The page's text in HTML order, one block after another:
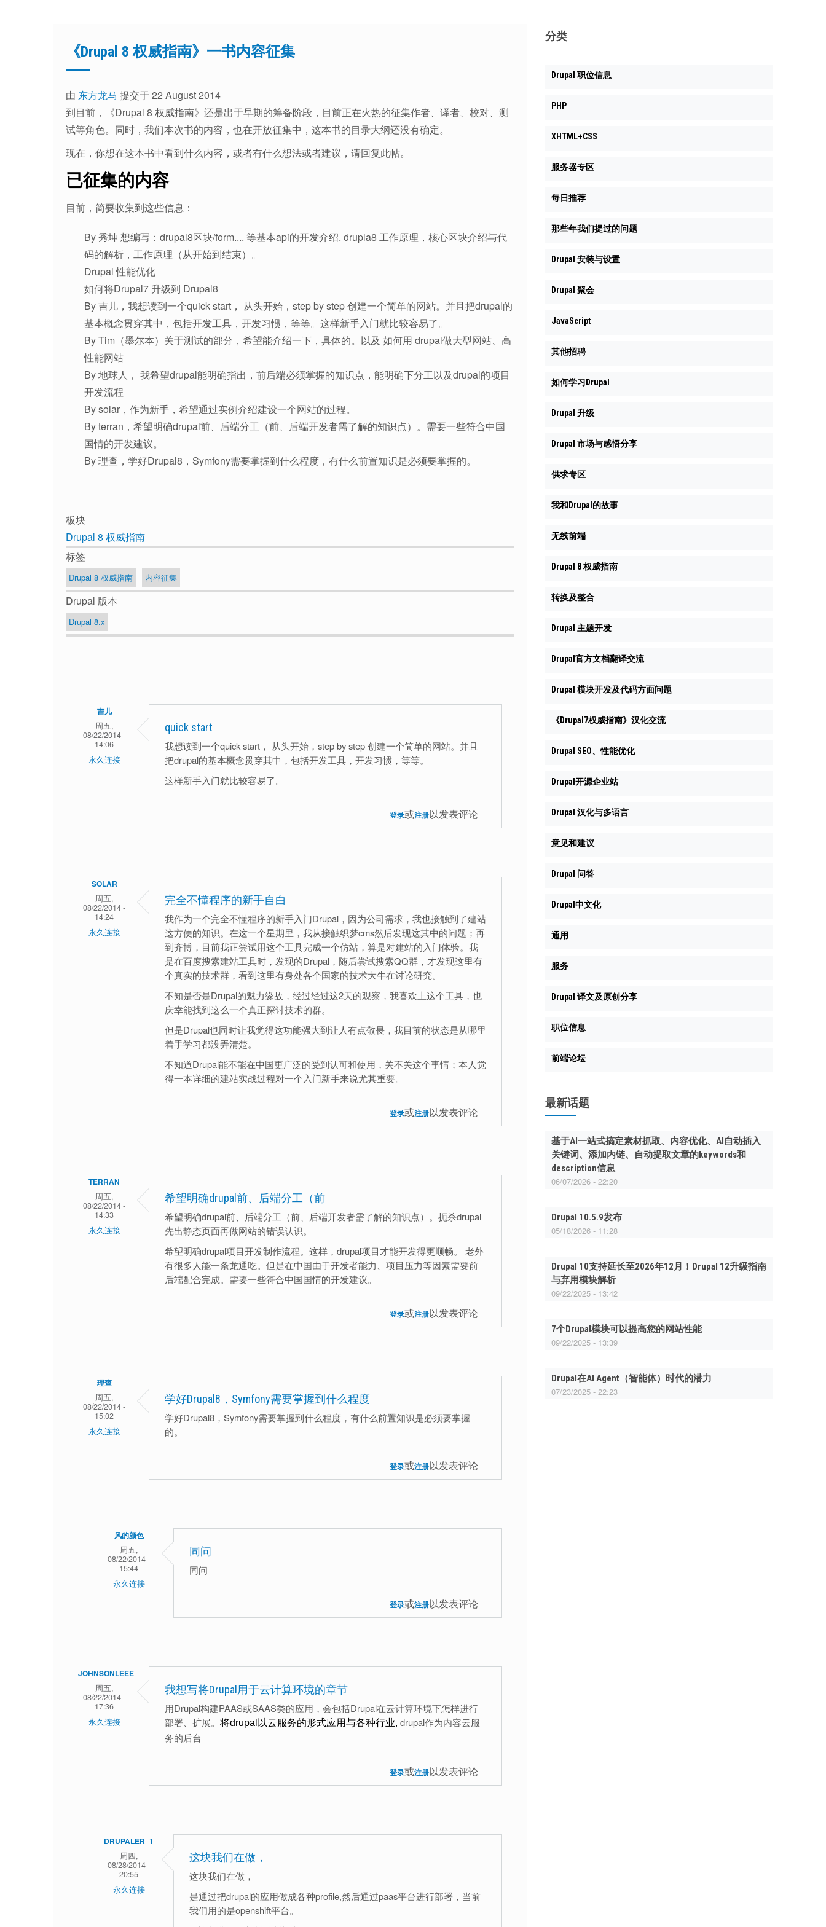
《Drupal 8 权威指南》一书内容征集
由 东方龙马 提交于 22 August 2014
到目前，《Drupal 8 权威指南》还是出于早期的筹备阶段，目前正在火热的征集作者、译者、校对、测
试等角色。同时，我们本次书的内容，也在开放征集中，这本书的目录大纲还没有确定。
现在，你想在这本书中看到什么内容，或者有什么想法或者建议，请回复此帖。
已征集的内容
目前，简要收集到这些信息：
By 秀坤 想编写：drupal8区块/form.... 等基本api的开发介绍. drupla8 工作原理，核心区块介绍与代
码的解析，工作原理（从开始到结束）。
Drupal 性能优化
如何将Drupal7 升级到 Drupal8
By 吉儿，我想读到一个quick start， 从头开始，step by step 创建一个简单的网站。并且把drupal的
基本概念贯穿其中，包括开发工具，开发习惯，等等。这样新手入门就比较容易了。
By Tim（墨尔本）关于测试的部分，希望能介绍一下，具体的。以及 如何用 drupal做大型网站、高
性能网站
By 地球人， 我希望drupal能明确指出，前后端必须掌握的知识点，能明确下分工以及drupal的项目
开发流程
By solar，作为新手，希望通过实例介绍建设一个网站的过程。
By terran，希望明确drupal前、后端分工（前、后端开发者需了解的知识点）。需要一些符合中国
国情的开发建议。
By 理查，学好Drupal8，Symfony需要掌握到什么程度，有什么前置知识是必须要掌握的。
板块
Drupal 8 权威指南
标签
Drupal 8 权威指南 内容征集
Drupal 版本
Drupal 8.x
吉儿
周五,
08/22/2014 -
14:06
永久连接
quick start
我想读到一个quick start， 从头开始，step by step 创建一个简单的网站。并且
把drupal的基本概念贯穿其中，包括开发工具，开发习惯，等等。
这样新手入门就比较容易了。
登录或注册以发表评论
SOLAR
周五,
08/22/2014 -
14:24
永久连接
完全不懂程序的新手自白
我作为一个完全不懂程序的新手入门Drupal，因为公司需求，我也接触到了建站
这方便的知识。在这一个星期里，我从接触织梦cms然后发现这其中的问题；再
到齐博，目前我正尝试用这个工具完成一个仿站，算是对建站的入门体验。我
是在百度搜索建站工具时，发现的Drupal，随后尝试搜索QQ群，才发现这里有
个真实的技术群，看到这里有身处各个国家的技术大牛在讨论研究。
不知是否是Drupal的魅力缘故，经过经过这2天的观察，我喜欢上这个工具，也
庆幸能找到这么一个真正探讨技术的群。
但是Drupal也同时让我觉得这功能强大到让人有点敬畏，我目前的状态是从哪里
着手学习都没弄清楚。
不知道Drupal能不能在中国更广泛的受到认可和使用，关不关这个事情；本人觉
得一本详细的建站实战过程对一个入门新手来说尤其重要。
登录或注册以发表评论
TERRAN
周五,
08/22/2014 -
14:33
永久连接
希望明确drupal前、后端分工（前
希望明确drupal前、后端分工（前、后端开发者需了解的知识点）。扼杀drupal
先出静态页面再做网站的错误认识。
希望明确drupal项目开发制作流程。这样，drupal项目才能开发得更顺畅。 老外
有很多人能一条龙通吃。但是在中国由于开发者能力、项目压力等因素需要前
后端配合完成。需要一些符合中国国情的开发建议。
登录或注册以发表评论
理查
周五,
08/22/2014 -
15:02
永久连接
学好Drupal8，Symfony需要掌握到什么程度
学好Drupal8，Symfony需要掌握到什么程度，有什么前置知识是必须要掌握
的。
登录或注册以发表评论
风的颜色
周五,
08/22/2014 -
15:44
永久连接
学
好
Drupal8，
什
么
同问
同问
登录或注册以发表评论
JOHNSONLEEE
周五,
08/22/2014 -
17:36
永久连接
我想写将Drupal用于云计算环境的章节
用Drupal构建PAAS或SAAS类的应用，会包括Drupal在云计算环境下怎样进行
部署、扩展。
将drupal以云服务的形式应用与各种行业, drupal作为内容云服
务的后台
登录或注册以发表评论
DRUPALER_1
周四,
08/28/2014 -
20:55
永久连接
这块我们在做，
这块我们在做，
是通过把drupal的应用做成各种profile,然后通过paas平台进行部署，当前
我们用的是openshift平台。
分类
Drupal 职位信息
PHP
XHTML+CSS
服务器专区
每日推荐
那些年我们提过的问题
Drupal 安装与设置
Drupal 聚会
JavaScript
其他招聘
如何学习Drupal
Drupal 升级
Drupal 市场与感悟分享
供求专区
我和Drupal的故事
无线前端
Drupal 8 权威指南
转换及整合
Drupal 主题开发
Drupal官方文档翻译交流
Drupal 模块开发及代码方面问题
《Drupal7权威指南》汉化交流
Drupal SEO、性能优化
Drupal开源企业站
Drupal 汉化与多语言
意见和建议
Drupal 问答
Drupal中文化
通用
服务
Drupal 译文及原创分享
职位信息
前端论坛
最新话题
基于AI一站式搞定素材抓取、内容优化、AI自动插入
关键词、添加内链、自动提取文章的keywords和
description信息
06/07/2026 - 22:20
Drupal 10.5.9发布
05/18/2026 - 11:28
Drupal 10支持延长至2026年12月！Drupal 12升级指南
与弃用模块解析
09/22/2025 - 13:42
7个Drupal模块可以提高您的网站性能
09/22/2025 - 13:39
Drupal在AI Agent（智能体）时代的潜力
07/23/2025 - 22:23